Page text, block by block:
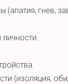
гнев,
(изоляция,